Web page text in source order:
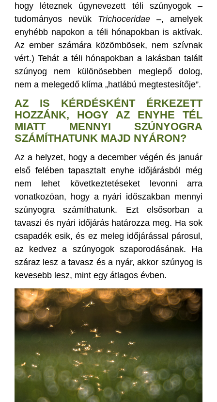
hogy léteznek úgynevezett téli szúnyogok –
tudományos nevük Trichoceridae –, amelyek
enyhébb napokon a téli hónapokban is aktívak.
Az ember számára közömbösek, nem szívnak
vért.) Tehát a téli hónapokban a lakásban talált
szúnyog nem különösebben meglepő dolog,
nem a melegedő klíma „hatlábú megtestesítője”.
AZ IS KÉRDÉSKÉNT ÉRKEZETT
HOZZÁNK, HOGY AZ ENYHE TÉL
MIATT MENNYI SZÚNYOGRA
SZÁMÍTHATUNK MAJD NYÁRON?
Az a helyzet, hogy a december végén és január
első felében tapasztalt enyhe időjárásból még
nem lehet következtetéseket levonni arra
vonatkozóan, hogy a nyári időszakban mennyi
szúnyogra számíthatunk. Ezt elsősorban a
tavaszi és nyári időjárás határozza meg. Ha sok
csapadék esik, és ez meleg időjárással párosul,
az kedvez a szúnyogok szaporodásának. Ha
száraz lesz a tavasz és a nyár, akkor szúnyog is
kevesebb lesz, mint egy átlagos évben.